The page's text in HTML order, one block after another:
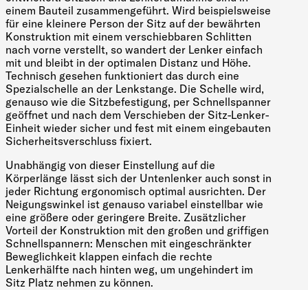
einem Bauteil zusammengeführt. Wird beispielsweise
für eine kleinere Person der Sitz auf der bewährten
Konstruktion mit einem verschiebbaren Schlitten
nach vorne verstellt, so wandert der Lenker einfach
mit und bleibt in der optimalen Distanz und Höhe.
Technisch gesehen funktioniert das durch eine
Spezialschelle an der Lenkstange. Die Schelle wird,
genauso wie die Sitzbefestigung, per Schnellspanner
geöffnet und nach dem Verschieben der Sitz-Lenker-
Einheit wieder sicher und fest mit einem eingebauten
Sicherheitsverschluss fixiert.
Unabhängig von dieser Einstellung auf die
Körperlänge lässt sich der Untenlenker auch sonst in
jeder Richtung ergonomisch optimal ausrichten. Der
Neigungswinkel ist genauso variabel einstellbar wie
eine größere oder geringere Breite. Zusätzlicher
Vorteil der Konstruktion mit den großen und griffigen
Schnellspannern: Menschen mit eingeschränkter
Beweglichkeit klappen einfach die rechte
Lenkerhälfte nach hinten weg, um ungehindert im
Sitz Platz nehmen zu können.